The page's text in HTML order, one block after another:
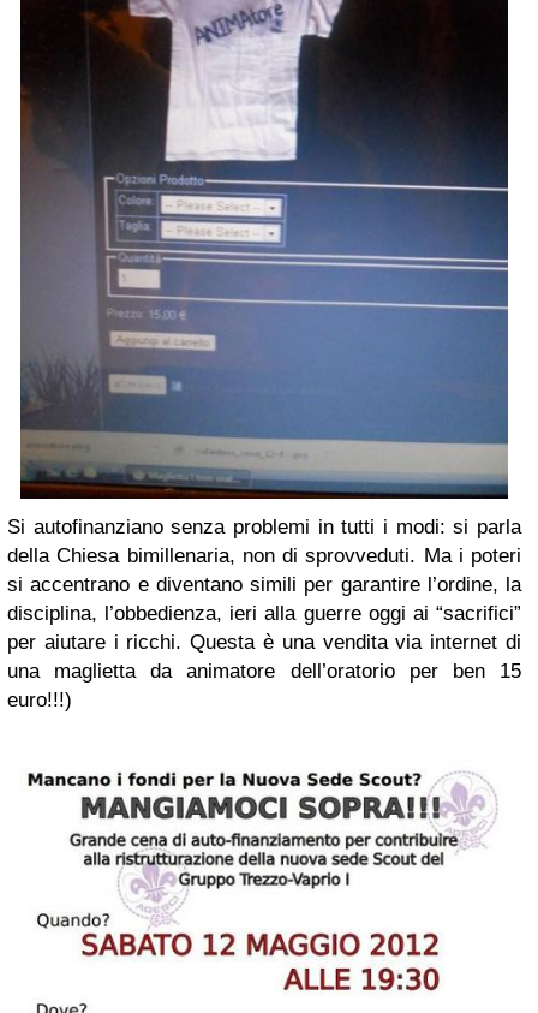
Si autofinanziano senza problemi in tutti i modi: si parla
della Chiesa bimillenaria, non di sprovveduti. Ma i poteri
si accentrano e diventano simili per garantire l’ordine, la
disciplina, l’obbedienza, ieri alla guerre oggi ai “sacrifici”
per aiutare i ricchi. Questa è una vendita via internet di
una maglietta da animatore dell’oratorio per ben 15
euro!!!)